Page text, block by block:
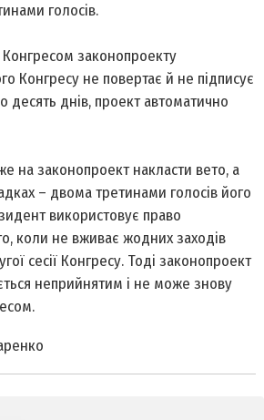
голосів.
законопроекту
Конгресу не повертає й не підписує
десять днів, проект автоматично
на законопроект накласти вето, а
– двома третинами голосів його
використовує право
коли не вживає жодних заходів
сесії Конгресу. Тоді законопроект
неприйнятим і не може знову